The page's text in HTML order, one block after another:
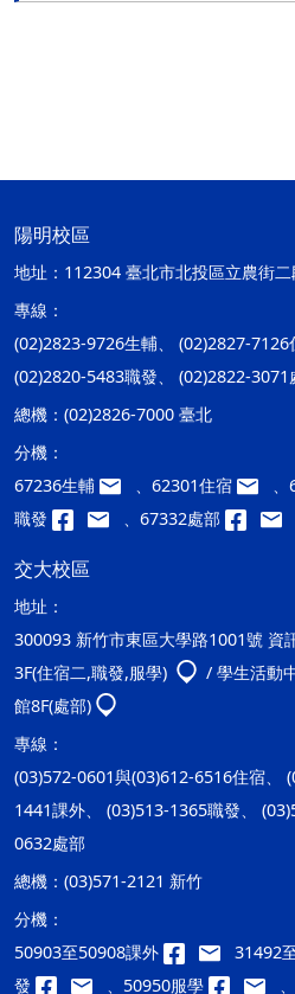
陽明校區
地址： 112304 臺北市北投區立農街
專線：
(02)2823-9726生輔、 (02)2827-7126
(02)2820-5483職發、 (02)2822-3071
總機： (02)2826-7000 臺北
分機：
67236生輔
、62301住宿 、
職發
、67332處部
交大校區
地址：
300093 新竹市東區大學路1001號 資
3F(住宿二,職發,服學)
/ 學生活動
館8F(處部)
專線：
(03)572-0601與(03)612-6516住宿、
1441課外、 (03)513-1365職發、
0632處部
總機： (03)571-2121 新竹
分機：
50903至50908課外
31492
發
、50950服學